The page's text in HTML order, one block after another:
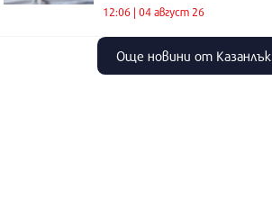
12:06 | 04 август 26
Още новини от Казанлък